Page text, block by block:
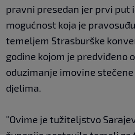
pravni presedan jer prvi put
mogućnost koja je
temeljem Strasburške
godine kojom je predviđeno
oduzimanje imovine
djelima.
"Ovime je tužiteljstvo